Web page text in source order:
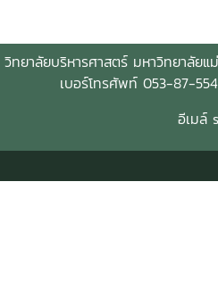
วิทยาลัยบริหารศาสตร์ มหาวิทยาลัย
เบอร์โทรศัพท์ 053-87-
อีเมล์